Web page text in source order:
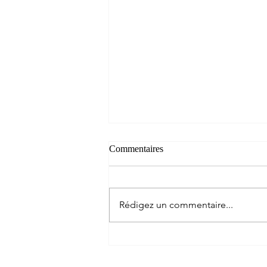
Commentaires
Rédigez un commentaire...